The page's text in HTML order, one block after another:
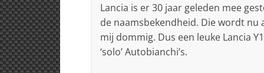
Lancia is er 30 jaar geleden mee
de naamsbekendheid. Die wordt
mij dommig. Dus een leuke Lancia
‘solo’ Autobianchi’s.